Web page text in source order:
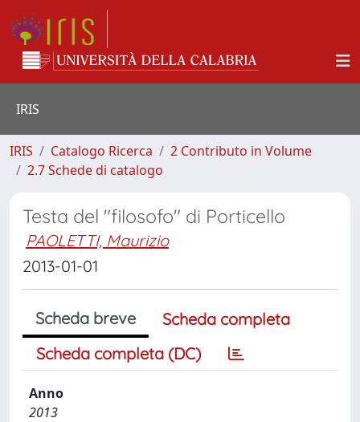
IRIS
IRIS Catalogo Ricerca
2 Contributo in Volume
2.7 Schede di catalogo
Testa del "filosofo" di Porticello
PAOLETTI, Maurizio
2013-01-01
Scheda breve
Scheda completa
Scheda completa (DC)
Anno
2013